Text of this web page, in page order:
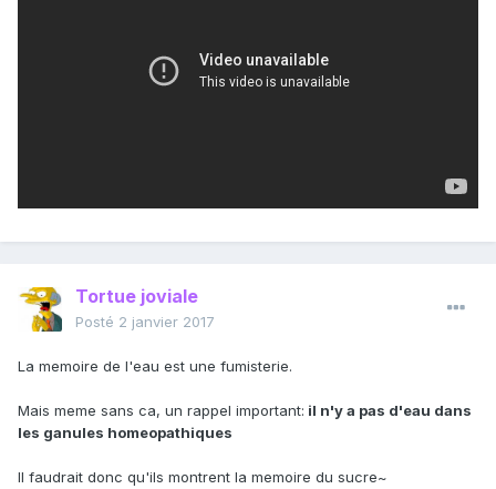
Tortue joviale
Posté 2 janvier 2017
La memoire de l'eau est une fumisterie.
Mais meme sans ca, un rappel important: il n'y a pas d'eau dans
les ganules homeopathiques
Il faudrait donc qu'ils montrent la memoire du sucre~